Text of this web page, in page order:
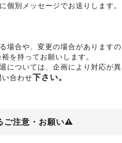
個別メッセージでお送りします。
場合や、変更の場合がありますの
を持ってお願いします。
については、企画により対応が異
合わせ下さい。
ご注意・お願い⚠️